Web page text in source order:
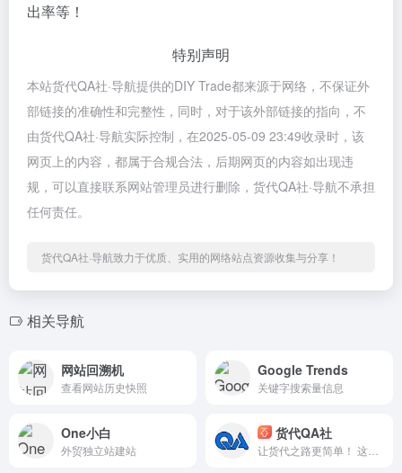
出率等！
特别声明
本站货代QA社·导航提供的DIY Trade都来源于网络，不保证外
部链接的准确性和完整性，同时，对于该外部链接的指向，不
由货代QA社·导航实际控制，在2025-05-09 23:49收录时，该
网页上的内容，都属于合规合法，后期网页的内容如出现违
规，可以直接联系网站管理员进行删除，货代QA社·导航不承担
任何责任。
货代QA社·导航致力于优质、实用的网络站点资源收集与分享！
相关导航
网站回溯机
查看网站历史快照
Google Trends
关键字搜索量信息
One小白
外贸独立站建站
货代QA社